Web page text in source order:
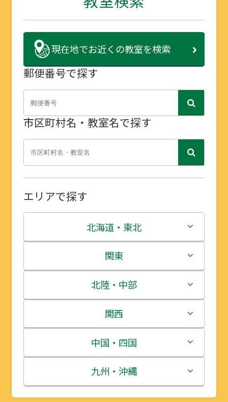
現在地でお近くの教室を検索
郵便番号で探す
市区町村名・教室名で探す
エリアで探す
北海道・東北
北海道
青森県
岩手県
宮城県
秋田県
山形県
関東
茨城県
栃木県
群馬県
埼玉県
千葉県
北陸・中部
新潟県
富山県
石川県
福井県
関西
三重県
滋賀県
京都府
中国・四国
鳥取県
島根県
九州・沖縄
福岡県